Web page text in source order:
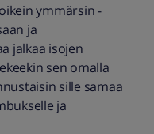
ymmärsin -
ja
jalkaa isojen
sen omalla
sille samaa
ja